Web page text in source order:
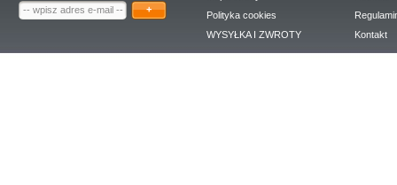
+
Polityka cookies
WYSYŁKA I ZWROTY
Kontakt